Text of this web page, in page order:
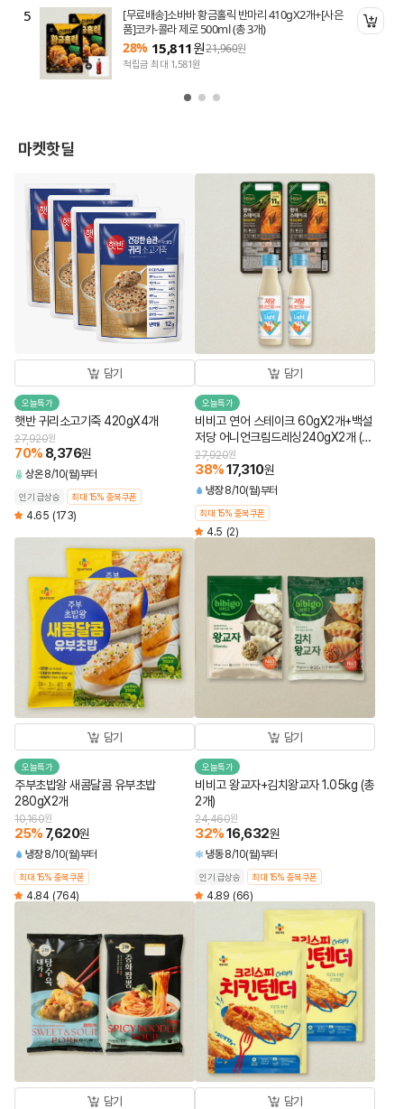
담기
5
[무료배송]소바바 황금홀릭 반마리 410gX2개+[사은
품]코카-콜라 제로 500ml (총 3개)
28% 15,811원21,960원
적립금 최대 1,581원
마켓핫딜
담기
오늘특가
햇반 귀리소고기죽 420gX4개
27,920원
70% 8,376원
상온 8/10(월)부터
인기 급상승 최대 15% 중복쿠폰
4.65 (173)
담기
오늘특가
비비고 연어 스테이크 60gX2개+백설
저당 어니언크림드레싱240gX2개 (총
4개)
27,920원
38%17,310원
냉장 8/10(월)부터
최대 15% 중복쿠폰
4.5 (2)
담기
오늘특가
주부초밥왕 새콤달콤 유부초밥
280gX2개
10,160원
25% 7,620원
냉장 8/10(월)부터
최대 15% 중복쿠폰
4.84 (764)
담기
오늘특가
비비고 왕교자+김치왕교자 1.05kg (총
2개)
24,460원
32%16,632원
냉동 8/10(월)부터
인기 급상승 최대 15% 중복쿠폰
4.89 (66)
담기 담기